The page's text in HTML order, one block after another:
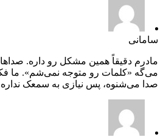
سامانی
مادرم دقیقاً همین مشکل رو داره.
می‌گه «کلمات رو متوجه نمی‌شم». ما
صدا می‌شنوه، پس نیازی به سمعک نداره.